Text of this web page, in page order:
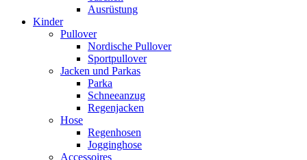
Ausrüstung
Kinder
Pullover
Nordische Pullover
Sportpullover
Jacken und Parkas
Parka
Schneeanzug
Regenjacken
Hose
Regenhosen
Jogginghose
Accessoires